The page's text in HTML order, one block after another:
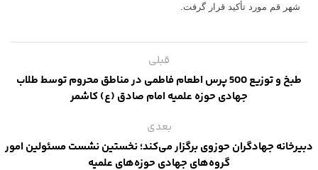
شهر قم مورد تأکید قرار گرفت.
قبلی
طبخ و توزیع 500 پرس اطعام فاطمی در مناطق محروم توسط طلاب
جهادی حوزه علمیه امام صادق (ع) کاشمر
بعدی
دبیرخانه‌ جهادگران حوزوی برگزار می‌کند؛ نخستین نشست مسئولین امور
گروه‌های جهادی حوزه‌های علمیه